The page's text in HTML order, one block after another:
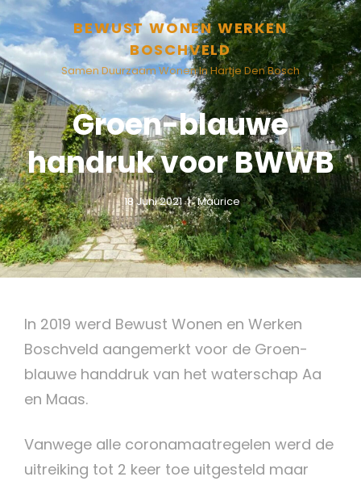
BEWUST WONEN WERKEN
BOSCHVELD
Samen Duurzaam Wonen In Hartje Den Bosch
Groen-blauwe
handruk voor BWWB
18 Juni 2021 Maurice
In 2019 werd Bewust Wonen en Werken
Boschveld aangemerkt voor de Groen-
blauwe handdruk van het waterschap Aa
en Maas.
Vanwege alle coronamaatregelen werd de
uitreiking tot 2 keer toe uitgesteld maar